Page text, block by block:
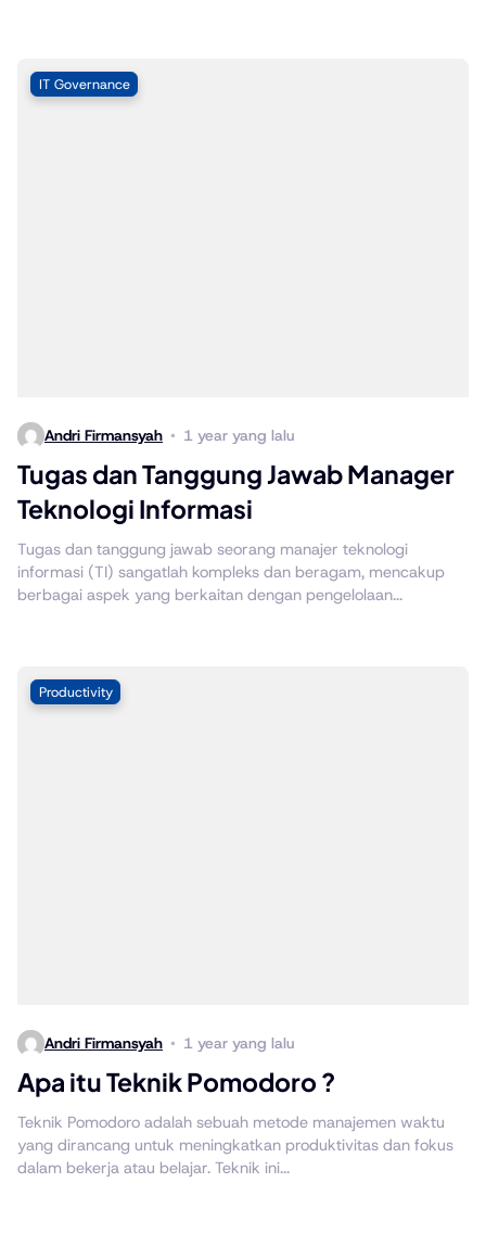
IT Governance
Andri Firmansyah 1 year yang lalu
Tugas dan Tanggung Jawab Manager
Teknologi Informasi
Tugas dan tanggung jawab seorang manajer teknologi
informasi (TI) sangatlah kompleks dan beragam, mencakup
berbagai aspek yang berkaitan dengan pengelolaan...
Productivity
Andri Firmansyah 1 year yang lalu
Apa itu Teknik Pomodoro ?
Teknik Pomodoro adalah sebuah metode manajemen waktu
yang dirancang untuk meningkatkan produktivitas dan fokus
dalam bekerja atau belajar. Teknik ini...